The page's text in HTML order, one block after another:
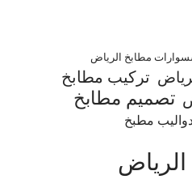
مطابخ الرياض
تركيب مطابخ
تصميم مطابخ
مطبخ